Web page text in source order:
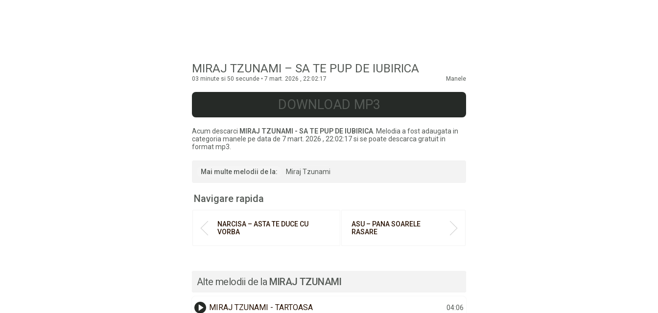
MIRAJ TZUNAMI – SA TE PUP DE IUBIRICA
03 minute si 50 secunde • 7 mart. 2026 , 22:02:17 Manele
DOWNLOAD MP3
Acum descarci MIRAJ TZUNAMI - SA TE PUP DE IUBIRICA . Melodia a fost adaugata in
categoria manele pe data de 7 mart. 2026 , 22:02:17 si se poate descarca gratuit in
format mp3.
Mai multe melodii de la: Miraj Tzunami
Navigare rapida
NARCISA – ASTA TE DUCE CU
VORBA
ASU – PANA SOARELE
RASARE
Alte melodii de la MIRAJ TZUNAMI
MIRAJ TZUNAMI - TARTOASA 04:06